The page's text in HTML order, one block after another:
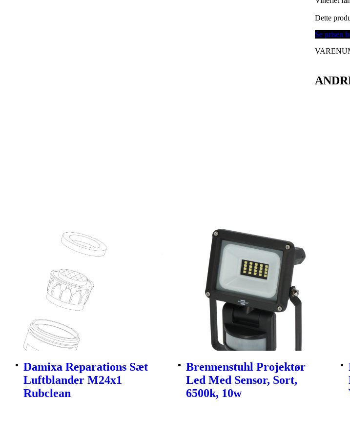
Dette
Se prisen
Damixa Reparations Sæt
Luftblander M24x1
Rubclean
Brennenstuhl Projektør
Led Med Sensor, Sort,
6500k, 10w